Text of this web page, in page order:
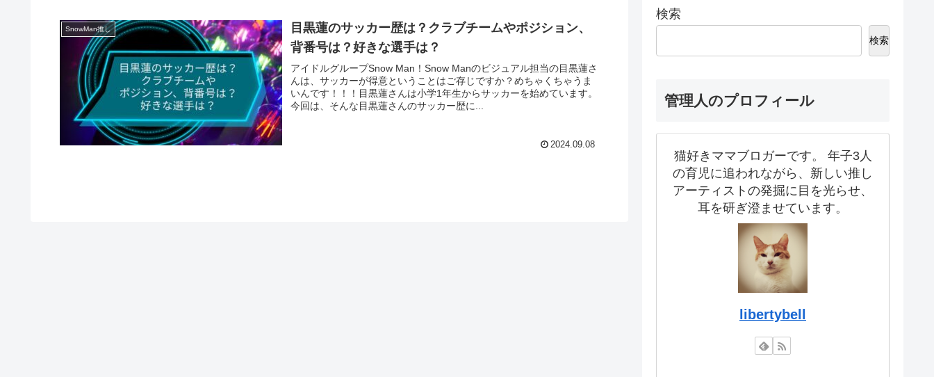
SnowMan推し
目黒蓮のサッカー歴は？クラブチームやポジション、
背番号は？好きな選手は？
アイドルグループSnow Man！Snow Manのビジュアル担当の目黒蓮さ
んは、サッカーが得意ということはご存じですか？めちゃくちゃうま
いんです！！！目黒蓮さんは小学1年生からサッカーを始めています。
今回は、そんな目黒蓮さんのサッカー歴に...
2024.09.08
検索
検索
管理人のプロフィール
猫好きママブロガーです。 年子3人
の育児に追われながら、新しい推し
アーティストの発掘に目を光らせ、
耳を研ぎ澄ませています。
libertybell